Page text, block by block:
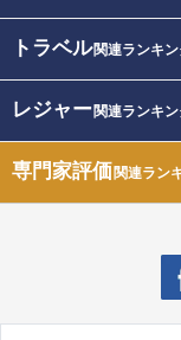
トラベル関連ランキ
レジャー関連ランキ
専門家評価関連ラン